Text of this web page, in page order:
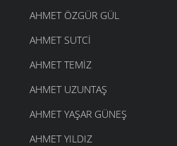
AHMET ÖZGÜR GÜL
AHMET SUTCI
AHMET TEMIZ
AHMET UZUNTAŞ
AHMET YAŞAR GÜNEŞ
AHMET YILDIZ